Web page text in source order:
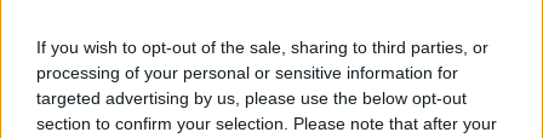
If you wish to opt-out of the sale, sharing to third parties, or
processing of your personal or sensitive information for
targeted advertising by us, please use the below opt-out
section to confirm your selection. Please note that after your
di reperibilità h24 che trovi sul nostro sito".
Come è fatta una traccia? Assomiglia a quella di un mezzo
cingolato, ma ha la forma di una U che inizia e finisce in mare.